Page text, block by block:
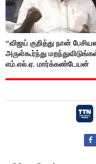
“விஜய் குறித்து நான்
அருள்கூர்ந்து
எம்.எல்.ஏ. மார்க்கண்டேயன்